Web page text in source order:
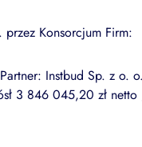
Konsorcjum Firm:
Instbud Sp. z
3 846 045,20 zł